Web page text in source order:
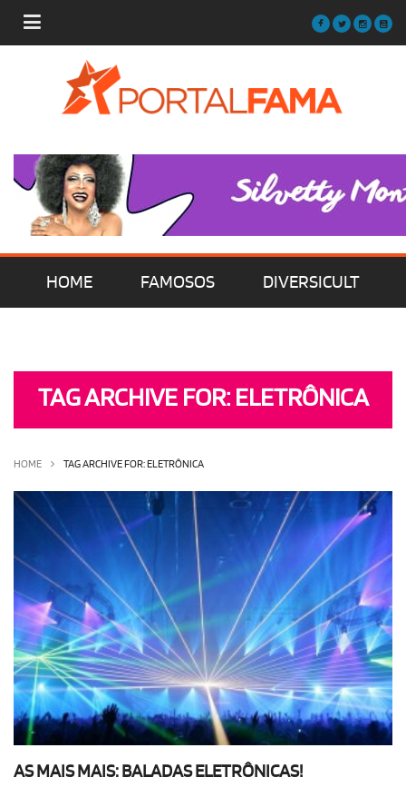
HOME FAMOSOS DIVERSICULT
OLHA ISSO! EU QUERO!
TAG ARCHIVE FOR: ELETRÔNICA
HOME TAG ARCHIVE FOR: ELETRÔNICA
AS MAIS MAIS: BALADAS ELETRÔNICAS!